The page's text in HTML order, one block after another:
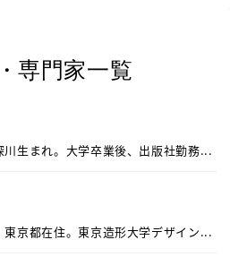
専門家一覧
川生まれ。大学卒業後、出版社勤務...
東京都在住。東京造形大学デザイン...